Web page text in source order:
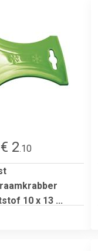
€ 2.10
10 x 13 ...